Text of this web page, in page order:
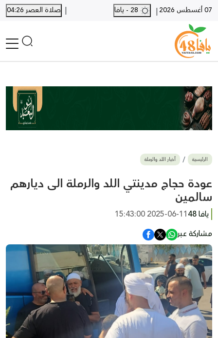
07 أغسطس 2026 |
| صلاة العصر 04:26
أخبار محلية
أخبار يافا
SHORTS
أخبار اللد والرملة
بيع وشراء
أخبار القدس
وفيات
المزيد
ارسل خبر
الرئيسية أخبار اللد والرملة
عودة حجاج مدينتي اللد والرملة الى ديارهم
سالمين
يافا 48
2025-06-11 15:43:00
مشاركة عبر